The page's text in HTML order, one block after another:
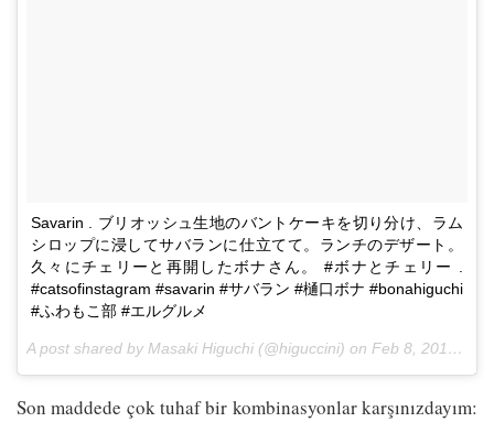
Savarin . ブリオッシュ生地のバントケーキを切り分け、ラム
シロップに浸してサバランに仕立てて。ランチのデザート。
久々にチェリーと再開したボナさん。 #ボナとチェリー .
#catsofinstagram #savarin #サバラン #樋口ボナ #bonahiguchi
#ふわもこ部 #エルグルメ
A post shared by Masaki Higuchi (@higuccini) on Feb 8, 2017 at 7:34pm PST
Son maddede çok tuhaf bir kombinasyonlar karşınızdayım: